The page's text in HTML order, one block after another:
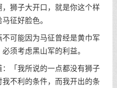
子大开口，就是你这个样
征好脸色。
可能因为马征曾经是黄巾军
须考虑黑山军的利益。
「我所说的一点都没有狮子
不利的条件，而我开出的条